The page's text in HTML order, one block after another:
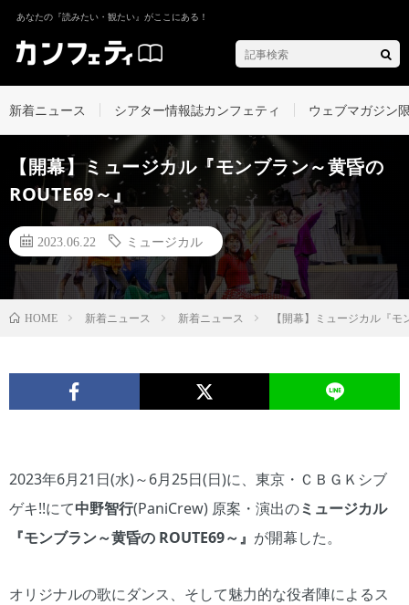
あなたの『読みたい・観たい』がここにある！
新着ニュース シアター情報誌カンフェティ ウェブマガジン
【開幕】ミュージカル『モンブラン～黄昏の
ROUTE69～』
2023.06.22 ミュージカル
HOME 新着ニュース 新着ニュース 【開幕】ミュージカル『
2023年6月21日(水)～6月25日(日)に、東京・ＣＢＧＫシブ
ゲキ!!にて中野智行(PaniCrew) 原案・演出のミュージカル
『モンブラン～黄昏の ROUTE69～』 が開幕した。
オリジナルの歌にダンス、そして魅力的な役者陣によるス